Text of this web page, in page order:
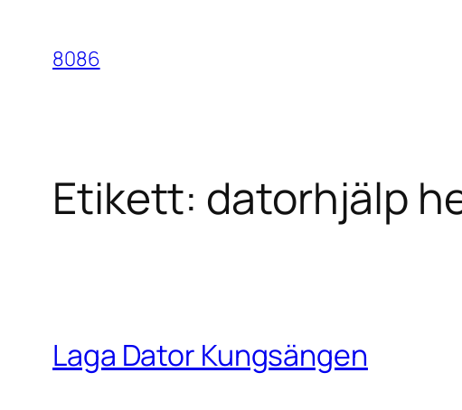
innehåll
8086
Etikett: datorhjälp
Laga Dator Kungsängen